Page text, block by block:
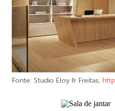
Fonte: Studio Eloy & Freitas,